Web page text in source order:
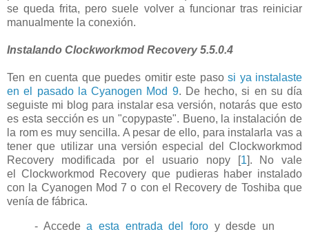
se queda frita, pero suele volver a funcionar tras reiniciar
manualmente la conexión.
Instalando Clockworkmod Recovery 5.5.0.4
Ten en cuenta que puedes omitir este paso si ya instalaste
en el pasado la Cyanogen Mod 9. De hecho, si en su día
seguiste mi blog para instalar esa versión, notarás que esto
es esta sección es un "copypaste". Bueno, la instalación de
la rom es muy sencilla. A pesar de ello, para instalarla vas a
tener que utilizar una versión especial del Clockworkmod
Recovery modificada por el usuario nopy [1]. No vale
el Clockworkmod Recovery que pudieras haber instalado
con la Cyanogen Mod 7 o con el Recovery de Toshiba que
venía de fábrica.
- Accedea esta entrada del foro y desde un